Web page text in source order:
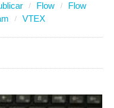
Flow
Flow
VTEX